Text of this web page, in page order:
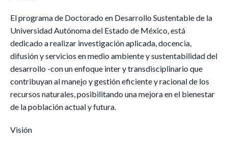
El programa de Doctorado en Desarrollo Sustentable de la
Universidad Autónoma del Estado de México, está
dedicado a realizar investigación aplicada, docencia,
difusión y servicios en medio ambiente y sustentabilidad del
desarrollo -con un enfoque inter y transdisciplinario que
contribuyan al manejo y gestión eficiente y racional de los
recursos naturales, posibilitando una mejora en el bienestar
de la población actual y futura.
Visión